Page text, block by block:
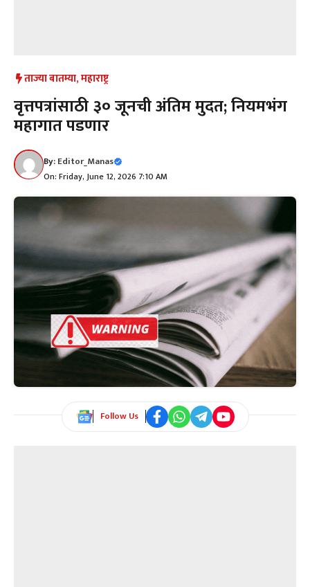
ताज्या बातम्या,महाराष्ट्र
वृत्तपत्रांसाठी ३० जूनची अंतिम मुदत; नियमभंग
महागात पडणार
By:Editor_Manas
On: Friday, June 12, 2026 7:10 AM
Follow Us